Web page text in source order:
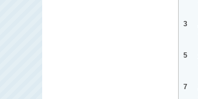
3
5
7